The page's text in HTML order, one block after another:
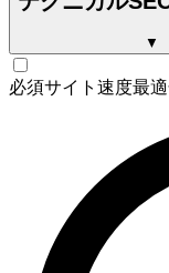
▼
必須サイト速度最